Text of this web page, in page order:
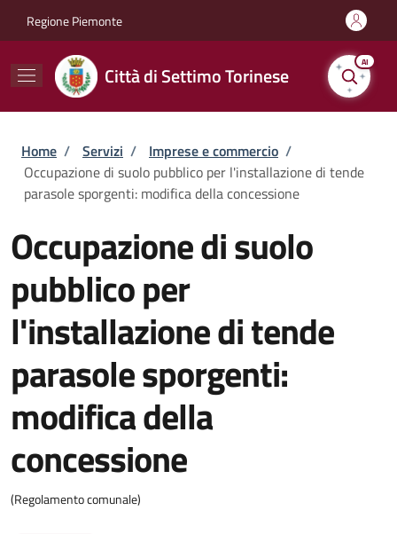
Regione Piemonte
Città di Settimo Torinese
AI
Briciole di pane
Home / Servizi / Imprese e commercio /
Occupazione di suolo pubblico per l'installazione di tende
parasole sporgenti: modifica della concessione
Occupazione di suolo
pubblico per
l'installazione di tende
parasole sporgenti:
modifica della
concessione
(Regolamento comunale)